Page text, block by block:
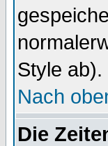
Style
Nach
Die